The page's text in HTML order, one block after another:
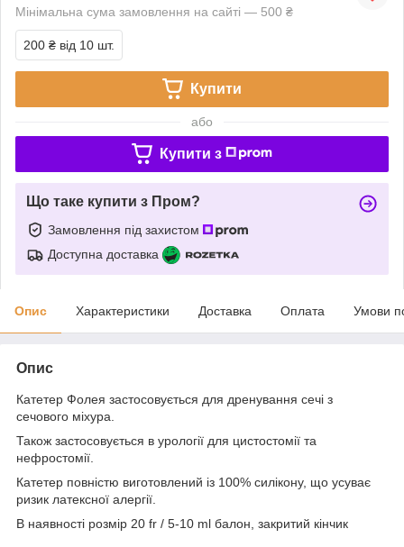
Мінімальна сума замовлення на сайті — 500 ₴
200 ₴ від 10 шт.
Купити
або
Купити з
Що таке купити з Пром?
Замовлення під захистом
Доступна доставка
Опис Характеристики Доставка Оплата Умови
Опис
Катетер Фолея застосовується для дренування сечі з
сечового міхура.
Також застосовується в урології для цистостомії та
нефростомії.
Катетер повністю виготовлений із 100% силікону, що усуває
ризик латексної алергії.
В наявності розмір 20 fr / 5-10 ml балон, закритий кінчик